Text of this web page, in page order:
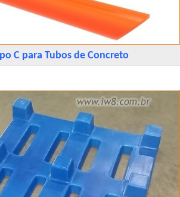
C para Tubos de Concreto